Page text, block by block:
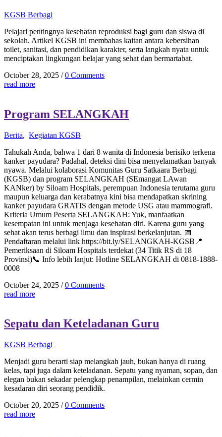
KGSB Berbagi
Pelajari pentingnya kesehatan reproduksi bagi guru dan siswa di
sekolah. Artikel KGSB ini membahas kaitan antara kebersihan
toilet, sanitasi, dan pendidikan karakter, serta langkah nyata untuk
menciptakan lingkungan belajar yang sehat dan bermartabat.
October 28, 2025 / 0 Comments
read more
Program SELANGKAH
Berita, Kegiatan KGSB
Tahukah Anda, bahwa 1 dari 8 wanita di Indonesia berisiko terkena
kanker payudara? Padahal, deteksi dini bisa menyelamatkan banyak
nyawa. Melalui kolaborasi Komunitas Guru Satkaara Berbagi
(KGSB) dan program SELANGKAH (SEmangat LAwan
KANker) by Siloam Hospitals, perempuan Indonesia terutama guru
maupun keluarga dan kerabatnya kini bisa mendapatkan skrining
kanker payudara GRATIS dengan metode USG atau mammografi.
Kriteria Umum Peserta SELANGKAH: Yuk, manfaatkan
kesempatan ini untuk menjaga kesehatan diri. Karena guru yang
sehat akan terus berbagi ilmu dan inspirasi berkelanjutan. 📅
Pendaftaran melalui link https://bit.ly/SELANGKAH-KGSB📍
Pemeriksaan di Siloam Hospitals terdekat (34 Titik RS di 18
Provinsi)📞 Info lebih lanjut: Hotline SELANGKAH di 0818-1888-
0008
October 24, 2025 / 0 Comments
read more
Sepatu dan Keteladanan Guru
KGSB Berbagi
Menjadi guru berarti siap melangkah jauh, bukan hanya di ruang
kelas, tapi juga dalam keteladanan. Sepatu yang nyaman, sopan, dan
elegan bukan sekadar pelengkap penampilan, melainkan cermin
kesadaran diri seorang pendidik.
October 20, 2025 / 0 Comments
read more